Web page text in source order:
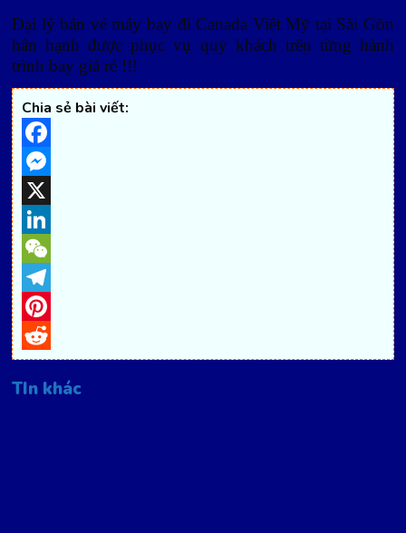
Đại lý bán vé máy bay đi Canada Việt Mỹ tại Sài Gòn
hân hạnh được phục vụ quý khách trên từng hành
trình bay giá rẻ !!!
Chia sẻ bài viết:
Facebook
Messenger
X
LinkedIn
WeChat
Telegram
Pinterest
Reddit
TIn khác